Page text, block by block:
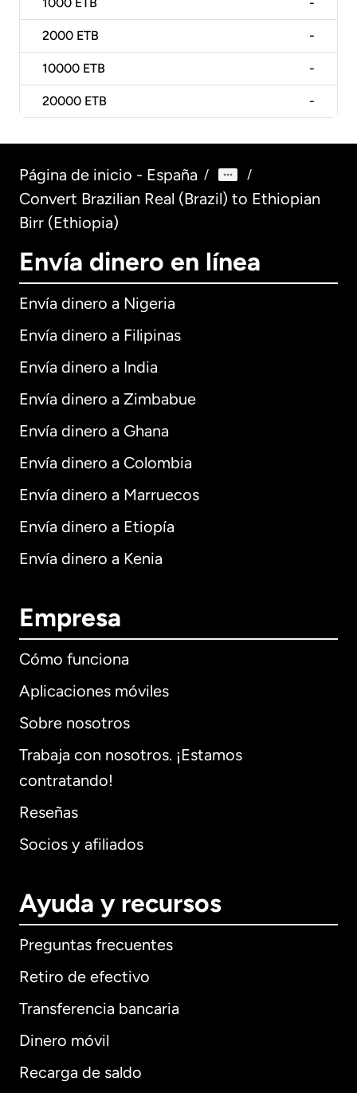
1000 ETB -
2000 ETB -
10000 ETB -
20000 ETB -
Página de inicio - España / /
Convert Brazilian Real (Brazil) to Ethiopian
Birr (Ethiopia)
Envía dinero en línea
Envía dinero a Nigeria
Envía dinero a Filipinas
Envía dinero a India
Envía dinero a Zimbabue
Envía dinero a Ghana
Envía dinero a Colombia
Envía dinero a Marruecos
Envía dinero a Etiopía
Envía dinero a Kenia
Empresa
Cómo funciona
Aplicaciones móviles
Sobre nosotros
Trabaja con nosotros. ¡Estamos
contratando!
Reseñas
Socios y afiliados
Ayuda y recursos
Preguntas frecuentes
Retiro de efectivo
Transferencia bancaria
Dinero móvil
Recarga de saldo